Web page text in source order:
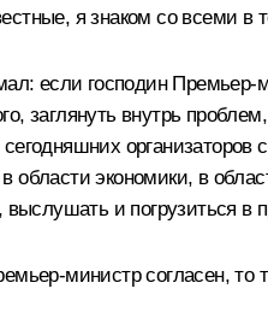
я знаком со всеми в
если господин Премьер-
заглянуть внутрь
организаторов
области экономики, в
выслушать и погрузиться
министр согласен, то